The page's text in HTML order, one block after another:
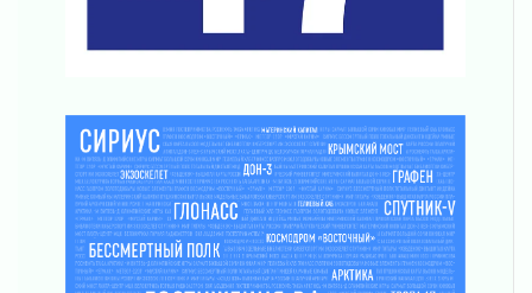
рассчитывать на доплату от региона
03 августа 2026
Клюква наливается, но в корзинку пока не
просится
03 августа 2026
Строительные компании Ленобласти
подняли зарплаты почти на 40% за год
03 августа 2026